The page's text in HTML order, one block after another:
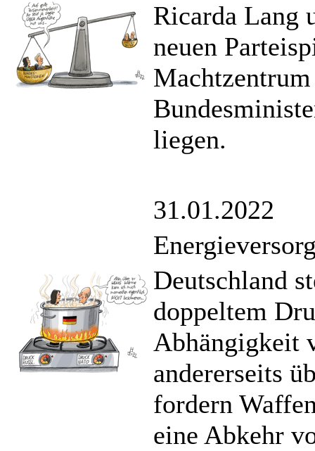
Ricarda Lang
neuen
liegen.
31.01.2022
Deutschland
doppeltem
Abhängigkeit
andererseits
fordern
eine Abkehr